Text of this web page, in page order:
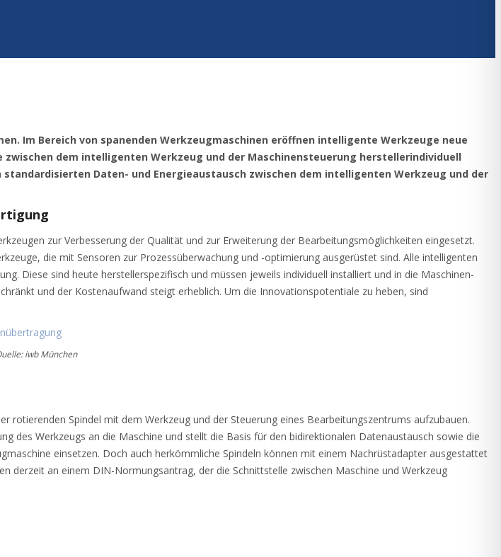
Im Bereich von spanenden Werkzeugmaschinen eröffnen intelligente Werkzeuge neue
dem intelligenten Werkzeug und der Maschinensteuerung herstellerindividuell
Daten- und Energieaustausch zwischen dem intelligenten Werkzeug und der
zur Verbesserung der Qualität und zur Erweiterung der Bearbeitungsmöglichkeiten eingesetzt.
die mit Sensoren zur Prozessüberwachung und -optimierung ausgerüstet sind. Alle intelligenten
Diese sind heute herstellerspezifisch und müssen jeweils individuell installiert und in die Maschinen-
und der Kostenaufwand steigt erheblich. Um die Innovationspotentiale zu heben, sind
iwb München
Spindel mit dem Werkzeug und der Steuerung eines Bearbeitungszentrums aufzubauen.
des Werkzeugs an die Maschine und stellt die Basis für den bidirektionalen Datenaustausch sowie die
einsetzen. Doch auch herkömmliche Spindeln können mit einem Nachrüstadapter ausgestattet
derzeit an einem DIN-Normungsantrag, der die Schnittstelle zwischen Maschine und Werkzeug